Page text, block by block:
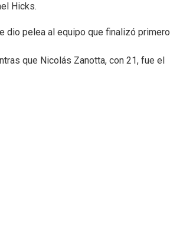
Hicks.
dio pelea al equipo que finalizó primero
que Nicolás Zanotta, con 21, fue el